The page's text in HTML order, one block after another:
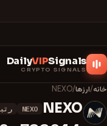
DailyVIPSignals
CRYPTO SIGNALS
خانه/ارزها/
NEXO
N
NEXO
NEXO